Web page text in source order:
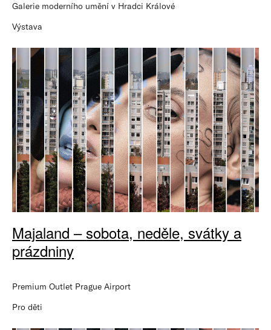
Galerie moderního umění v Hradci Králové
Výstava
Majaland – sobota, neděle, svátky a
prázdniny
Premium Outlet Prague Airport
Pro děti